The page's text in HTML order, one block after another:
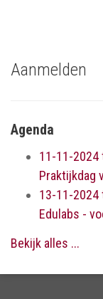
Aanmelden
Agenda
11-11-
Praktijkdag
13-11-
Edulabs -
Bekijk alles ...